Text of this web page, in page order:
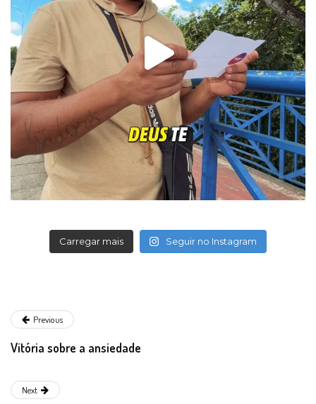
Carregar mais Seguir no Instagram
Previous
Vitória sobre a ansiedade
Next